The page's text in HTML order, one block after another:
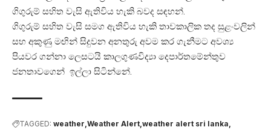
ගිගුරුම් සහිත වැසි ඇතිවිය හැකි බවද සඳහන්.
ගිගුරුම් සහිත වැසි සමග ඇතිවිය හැකි තාවකාලික තද සුළංවලින්
සහ අකුණු මඟින් සිදුවන අනතුරු අවම කර ගැනීමට අවශ්‍ය
පියවර ගන්නා ලෙසටයි කාලගුණවිද්‍යා දෙපාර්තමේන්තුව
ජනතාවගෙන් ඉල්ලා සිටින්නේ.
TAGGED: weather Weather Alert weather alert sri lanka